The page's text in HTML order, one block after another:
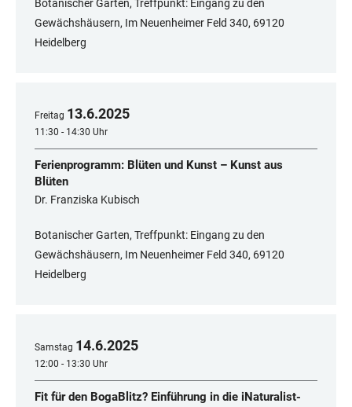
Botanischer Garten, Treffpunkt: Eingang zu den
Gewächshäusern, Im Neuenheimer Feld 340, 69120
Heidelberg
Freitag 13.6.2025
11:30 - 14:30 Uhr
Ferienprogramm: Blüten und Kunst – Kunst aus
Blüten
Dr. Franziska Kubisch
Botanischer Garten, Treffpunkt: Eingang zu den
Gewächshäusern, Im Neuenheimer Feld 340, 69120
Heidelberg
Samstag 14.6.2025
12:00 - 13:30 Uhr
Fit für den BogaBlitz? Einführung in die iNaturalist-